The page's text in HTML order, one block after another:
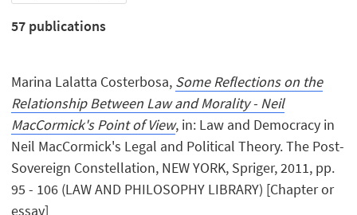
57 publications
Marina Lalatta Costerbosa, Some Reflections on the
Relationship Between Law and Morality - Neil
MacCormick's Point of View, in: Law and Democracy in
Neil MacCormick's Legal and Political Theory. The Post-
Sovereign Constellation, NEW YORK, Spriger, 2011, pp.
95 - 106 (LAW AND PHILOSOPHY LIBRARY) [Chapter or
essay]